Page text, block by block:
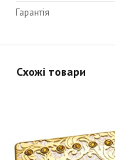
Гарантія
Схожі товари